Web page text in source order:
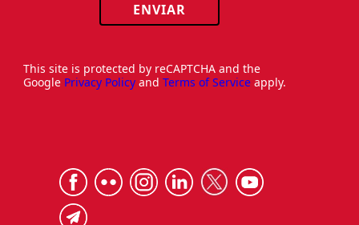
ENVIAR
This site is protected by reCAPTCHA and the
Google Privacy Policy and Terms of Service apply.